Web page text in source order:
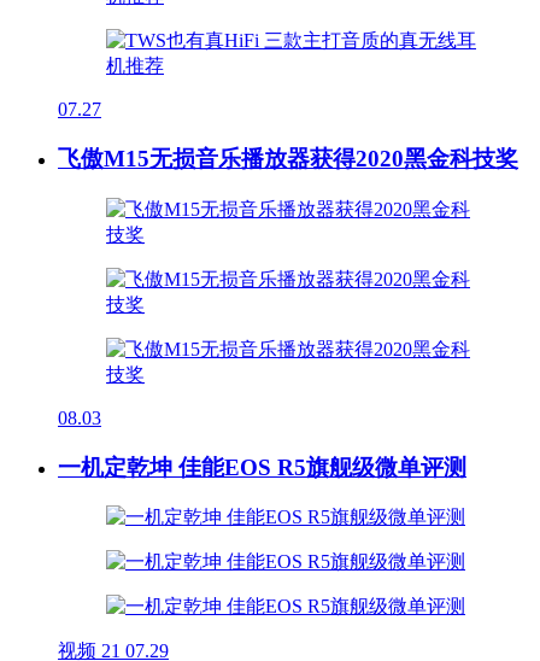
07.27
飞傲M15无损音乐播放器获得2020黑金科技奖
08.03
一机定乾坤 佳能EOS R5旗舰级微单评测
视频 21 07.29